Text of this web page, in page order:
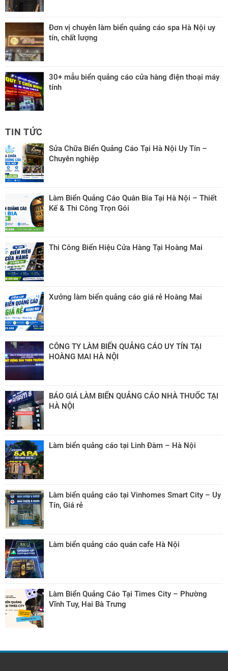
Đơn vị chuyên làm biển quảng cáo spa Hà Nội uy
tín, chất lượng
30+ mẫu biển quảng cáo cửa hàng điện thoại máy
tính
TIN TỨC
Sửa Chữa Biển Quảng Cáo Tại Hà Nội Uy Tín –
Chuyên nghiệp
Làm Biển Quảng Cáo Quán Bia Tại Hà Nội – Thiết
Kế & Thi Công Trọn Gói
Thi Công Biển Hiệu Cửa Hàng Tại Hoàng Mai
Xưởng làm biển quảng cáo giá rẻ Hoàng Mai
CÔNG TY LÀM BIỂN QUẢNG CÁO UY TÍN TẠI
HOÀNG MAI HÀ NỘI
BÁO GIÁ LÀM BIỂN QUẢNG CÁO NHÀ THUỐC TẠI
HÀ NỘI
Làm biển quảng cáo tại Linh Đàm – Hà Nội
Làm biển quảng cáo tại Vinhomes Smart City – Uy
Tín, Giá rẻ
Làm biển quảng cáo quán cafe Hà Nội
Làm Biển Quảng Cáo Tại Times City – Phường
Vĩnh Tuy, Hai Bà Trưng